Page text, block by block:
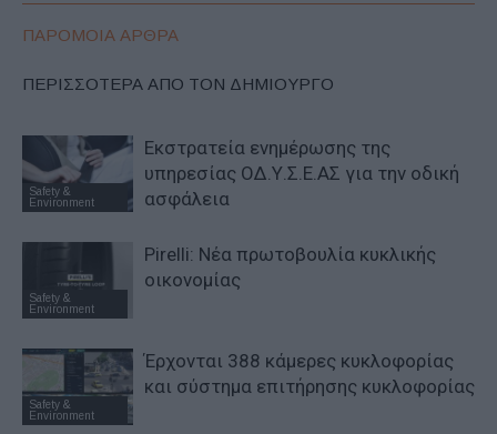
ΠΑΡΟΜΟΙΑ ΑΡΘΡΑ
ΠΕΡΙΣΣΟΤΕΡΑ ΑΠΟ ΤΟΝ ΔΗΜΙΟΥΡΓΟ
Safety &
Environment
Εκστρατεία ενημέρωσης της
υπηρεσίας ΟΔ.Υ.Σ.Ε.ΑΣ για την οδική
ασφάλεια
Safety &
Environment
Pirelli: Νέα πρωτοβουλία κυκλικής
οικονομίας
Safety &
Environment
Έρχονται 388 κάμερες κυκλοφορίας
και σύστημα επιτήρησης κυκλοφορίας